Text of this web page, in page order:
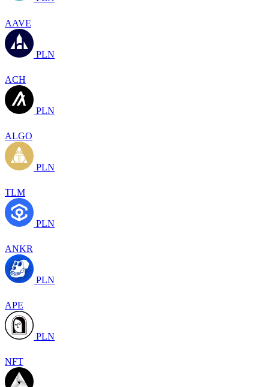
AAVE
PLN
ACH
PLN
ALGO
PLN
TLM
PLN
ANKR
PLN
APE
PLN
NFT